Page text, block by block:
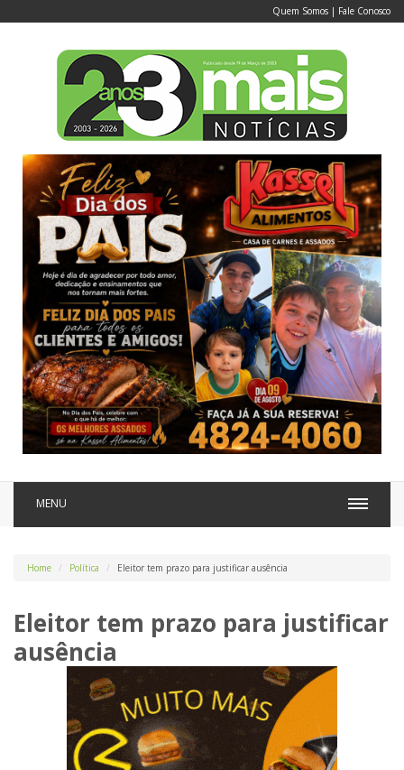
Quem Somos | Fale Conosco
MENU
Home Política Eleitor tem prazo para justificar ausência
Eleitor tem prazo para justificar
ausência